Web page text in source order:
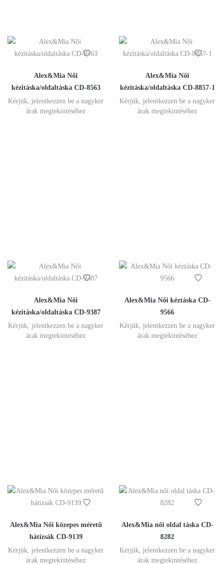
Alex&Mia Női
kézitáska/oldaltáska CD-8563
Kérjük, jelentkezzen be a nagyker
árak megtekintéséhez
Alex&Mia Női
kézitáska/oldaltáska CD-8857-1
Kérjük, jelentkezzen be a nagyker
árak megtekintéséhez
Alex&Mia Női
kézitáska/oldaltáska CD-9387
Kérjük, jelentkezzen be a nagyker
árak megtekintéséhez
Alex&Mia Női kéztáska CD-
9566
Kérjük, jelentkezzen be a nagyker
árak megtekintéséhez
Alex&Mia Női közepes méretű
hátizsák CD-9139
Kérjük, jelentkezzen be a nagyker
árak megtekintéséhez
Alex&Mia női oldal táska CD-
8282
Kérjük, jelentkezzen be a nagyker
árak megtekintéséhez